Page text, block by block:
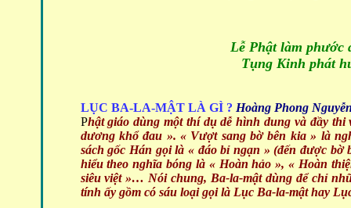
Lễ Phật làm phước
Tụng Kinh phát
LỤC BA-LA-MẬT LÀ GÌ ? Hoàng Phong
Phật giáo dùng một thí dụ dễ hình dung và đầy
dương khổ đau ». « Vượt sang bờ bên kia » là
sách gốc Hán gọi là « đáo bỉ ngạn » (đến được
hiểu theo nghĩa bóng là « Hoàn hảo », « Hoàn
siêu việt »… Nói chung, Ba-la-mật dùng để chỉ
tính ấy gồm có sáu loại gọi là Lục Ba-la-mật hay